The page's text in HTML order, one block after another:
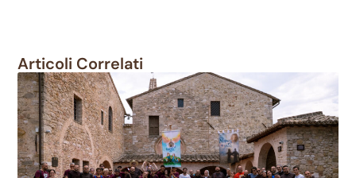
Articoli Correlati